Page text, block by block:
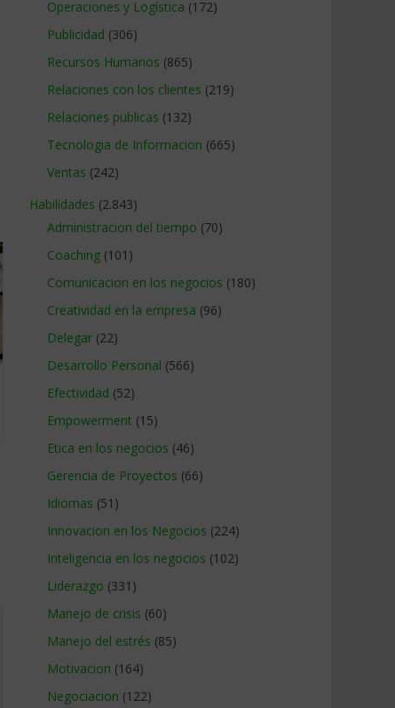
Operaciones y Logística (172)
Publicidad (306)
Recursos Humanos (865)
Relaciones con los clientes (219)
Relaciones publicas (132)
Tecnologia de Informacion (665)
Ventas (242)
Habilidades (2.843)
Administracion del tiempo (70)
Coaching (101)
Comunicacion en los negocios (180)
Creatividad en la empresa (96)
Delegar (22)
Desarrollo Personal (566)
Efectividad (52)
Empowerment (15)
Etica en los negocios (46)
Gerencia de Proyectos (66)
Idiomas (51)
Innovacion en los Negocios (224)
Inteligencia en los negocios (102)
Liderazgo (331)
Manejo de crisis (60)
Manejo del estrés (85)
Motivacion (164)
Negociacion (122)